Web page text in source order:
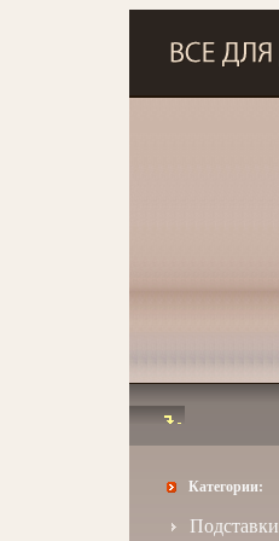
Категории:
Подставки